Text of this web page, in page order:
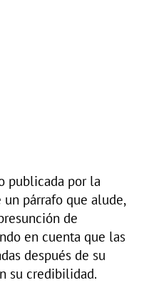
publicada por la
un párrafo que alude,
de
en cuenta que las
después de su
su credibilidad.